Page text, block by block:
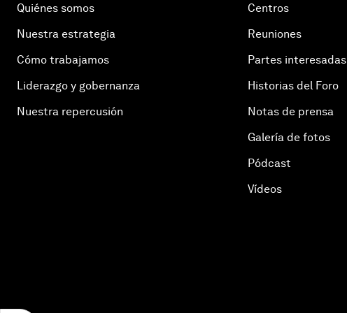
Quiénes somos
Nuestra estrategia
Cómo trabajamos
Liderazgo y gobernanza
Nuestra repercusión
Centros
Reuniones
Partes interesadas
Historias del Foro
Notas de prensa
Galería de fotos
Pódcast
Vídeos